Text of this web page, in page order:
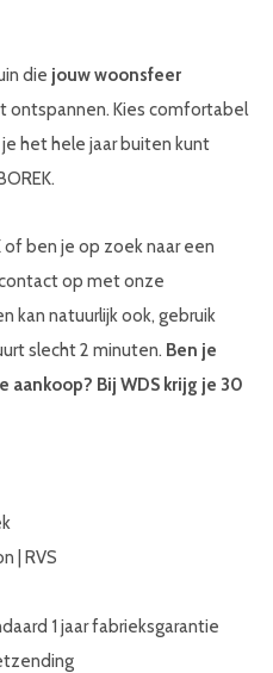
die jouw woonsfeer
ontspannen. Kies comfortabel
het hele jaar buiten kunt
of ben je op zoek naar een
op met onze
kan natuurlijk ook, gebruik
slecht 2 minuten. Ben je
Bij WDS krijg je 30
| RVS
1 jaar fabrieksgarantie